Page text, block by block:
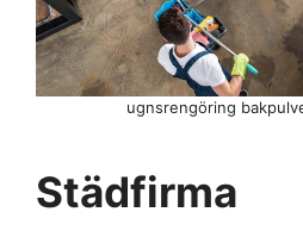
Städfirma
ugnsrengöring